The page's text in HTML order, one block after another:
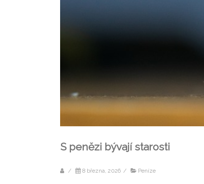
S penězi bývají starosti
/ 8 března, 2026 / Peníze